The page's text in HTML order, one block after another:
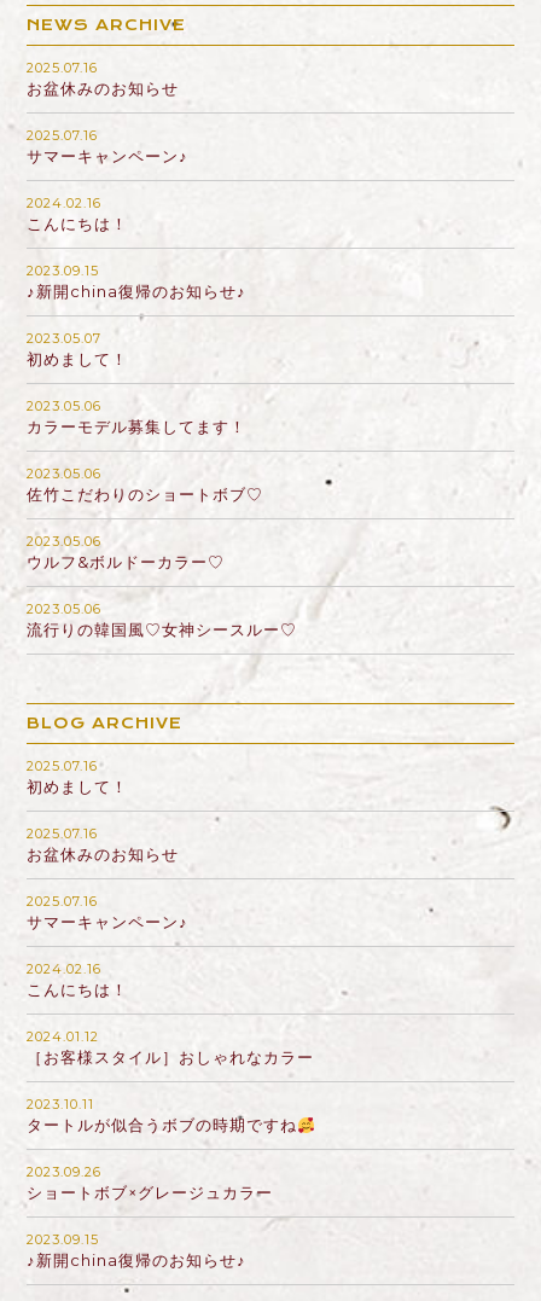
NEWS ARCHIVE
2025.07.16
お盆休みのお知らせ
2025.07.16
サマーキャンペーン♪
2024.02.16
こんにちは！
2023.09.15
♪新開china復帰のお知らせ♪
2023.05.07
初めまして！
2023.05.06
カラーモデル募集してます！
2023.05.06
佐竹こだわりのショートボブ♡
2023.05.06
ウルフ&ボルドーカラー♡
2023.05.06
流行りの韓国風♡女神シースルー♡
BLOG ARCHIVE
2025.07.16
初めまして！
2025.07.16
お盆休みのお知らせ
2025.07.16
サマーキャンペーン♪
2024.02.16
こんにちは！
2024.01.12
［お客様スタイル］おしゃれなカラー
2023.10.11
タートルが似合うボブの時期ですね
2023.09.26
ショートボブ×グレージュカラー
2023.09.15
♪新開china復帰のお知らせ♪